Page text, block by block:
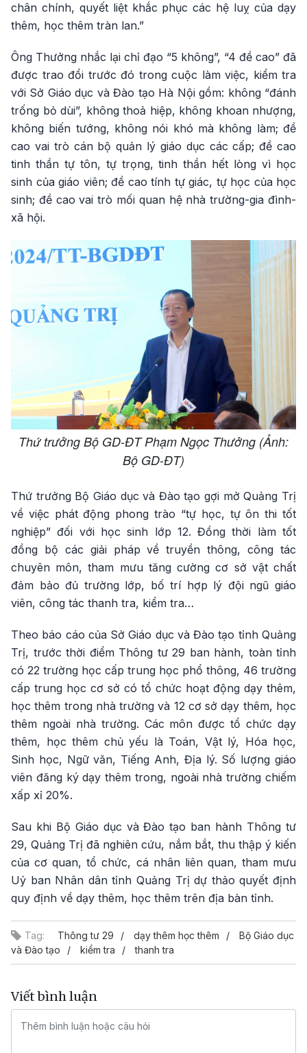
chân chính, quyết liệt khắc phục các hệ luỵ của dạy
thêm, học thêm tràn lan.”
Ông Thưởng nhắc lại chỉ đạo “5 không”, “4 đề cao” đã
được trao đổi trước đó trong cuộc làm việc, kiểm tra
với Sở Giáo dục và Đào tạo Hà Nội gồm: không “đánh
trống bỏ dùi”, không thoả hiệp, không khoan nhượng,
không biến tướng, không nói khó mà không làm; đề
cao vai trò cán bộ quản lý giáo dục các cấp; đề cao
tinh thần tự tôn, tự trọng, tinh thần hết lòng vì học
sinh của giáo viên; đề cao tính tự giác, tự học của học
sinh; đề cao vai trò mối quan hệ nhà trường-gia đình-
xã hội.
Thứ trưởng Bộ GD-ĐT Phạm Ngọc Thưởng (Ảnh:
Bộ GD-ĐT)
Thứ trưởng Bộ Giáo dục và Đào tạo gợi mở Quảng Trị
về việc phát động phong trào “tự học, tự ôn thi tốt
nghiệp” đối với học sinh lớp 12. Đồng thời làm tốt
đồng bộ các giải pháp về truyền thông, công tác
chuyên môn, tham mưu tăng cường cơ sở vật chất
đảm bảo đủ trường lớp, bố trí hợp lý đội ngũ giáo
viên, công tác thanh tra, kiểm tra…
Theo báo cáo của Sở Giáo dục và Đào tạo tỉnh Quảng
Trị, trước thời điểm Thông tư 29 ban hành, toàn tỉnh
có 22 trường học cấp trung học phổ thông, 46 trường
cấp trung học cơ sở có tổ chức hoạt động dạy thêm,
học thêm trong nhà trường và 12 cơ sở dạy thêm, học
thêm ngoài nhà trường. Các môn được tổ chức dạy
thêm, học thêm chủ yếu là Toán, Vật lý, Hóa học,
Sinh học, Ngữ văn, Tiếng Anh, Địa lý. Số lượng giáo
viên đăng ký dạy thêm trong, ngoài nhà trường chiếm
xấp xỉ 20%.
Sau khi Bộ Giáo dục và Đào tạo ban hành Thông tư
29, Quảng Trị đã nghiên cứu, nắm bắt, thu thập ý kiến
của cơ quan, tổ chức, cá nhân liên quan, tham mưu
Uỷ ban Nhân dân tỉnh Quảng Trị dự thảo quyết định
quy định về dạy thêm, học thêm trên địa bàn tỉnh.
Tag: Thông tư 29 dạy thêm học thêm
Bộ Giáo dục
và Đào tạo
kiểm tra thanh tra
Viết bình luận